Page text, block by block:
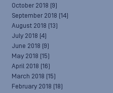
October 2018 (9)
September 2018 (14)
August 2018 (13)
July 2018 (4)
June 2018 (9)
May 2018 (15)
April 2018 (16)
March 2018 (15)
February 2018 (18)